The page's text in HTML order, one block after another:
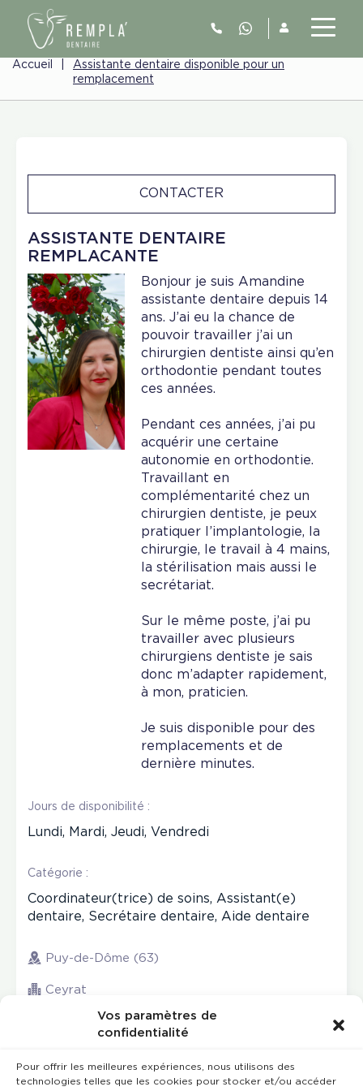
Vos paramètres de
confidentialité
Pour offrir les meilleures expériences, nous utilisons des
technologies telles que les cookies pour stocker et/ou accéder
Accueil
Assistante dentaire disponible pour un
remplacement
ASSISTANTE DENTAIRE
REMPLACANTE
CONTACTER
Bonjour je suis Amandine
assistante dentaire depuis 14
ans. J’ai eu la chance de
pouvoir travailler j’ai un
chirurgien dentiste ainsi qu’en
orthodontie pendant toutes
ces années.
Pendant ces années, j’ai pu
acquérir une certaine
autonomie en orthodontie.
Travaillant en
complémentarité chez un
chirurgien dentiste, je peux
pratiquer l’implantologie, la
chirurgie, le travail à 4 mains,
la stérilisation mais aussi le
secrétariat.
Sur le même poste, j’ai pu
travailler avec plusieurs
chirurgiens dentiste je sais
donc m’adapter rapidement,
à mon, praticien.
Je suis disponible pour des
remplacements et de
dernière minutes.
Jours de disponibilité :
Lundi, Mardi, Jeudi, Vendredi
Catégorie :
Coordinateur(trice) de soins, Assistant(e)
dentaire, Secrétaire dentaire, Aide dentaire
Puy-de-Dôme (63)
Ceyrat